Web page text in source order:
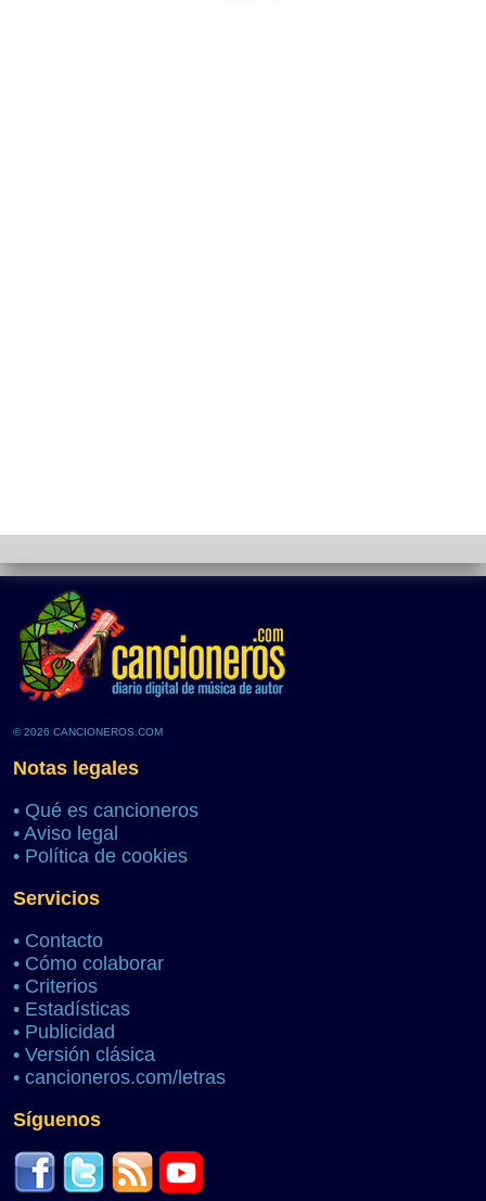
© 2026 CANCIONEROS.COM
Notas legales
• Qué es cancioneros
• Aviso legal
• Política de cookies
Servicios
• Contacto
• Cómo colaborar
• Criterios
• Estadísticas
• Publicidad
• Versión clásica
• cancioneros.com/letras
Síguenos